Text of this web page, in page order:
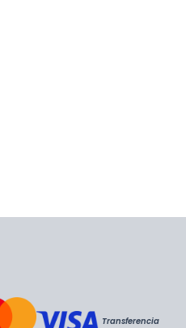
Transferencia